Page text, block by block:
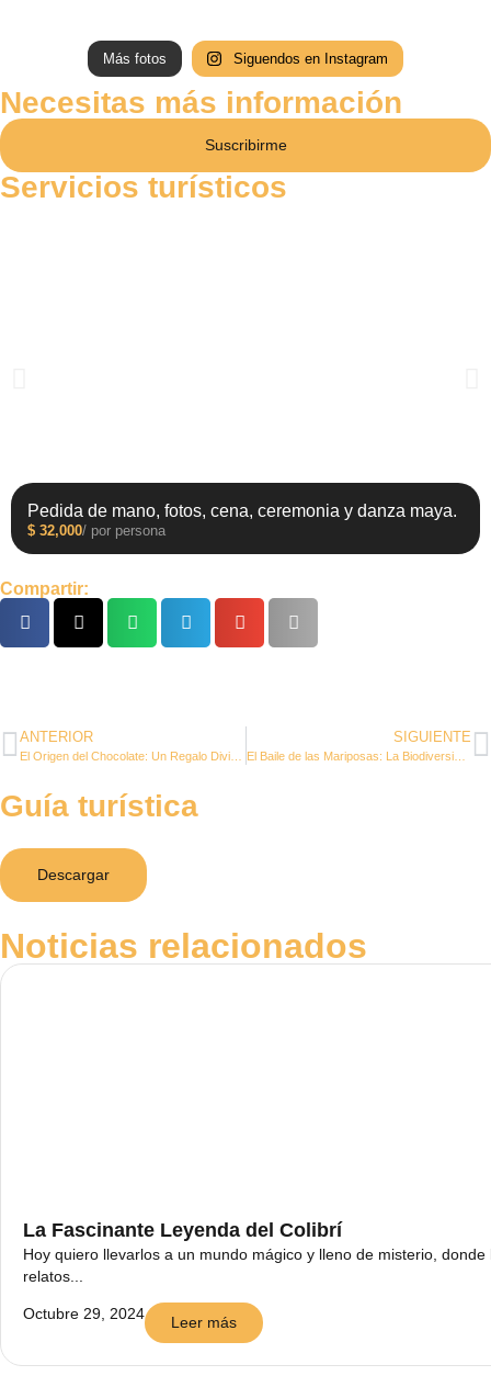
Más fotos Siguendos en Instagram
Necesitas más información
Suscribirme
Servicios turísticos
Pedida de mano, fotos, cena, ceremonia y danza maya.
$ 32,000/ por persona
Compartir:
ANTERIOR SIGUIENTE
El Baile de las Mariposas: La Biodiversidad Alrededor del Cenote
Guía turística
Descargar
Noticias relacionados
La Fascinante Leyenda del Colibrí
Hoy quiero llevarlos a un mundo mágico y lleno de misterio,
relatos...
Octubre 29, 2024 Leer más